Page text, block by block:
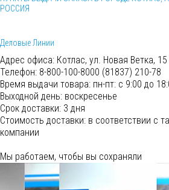
РОССИЯ
Деловые Линии
Адрес офиса: Котлас, ул. Новая Ветка, 15
Телефон: 8-800-100-8000 (81837) 210-78
Время выдачи товара: пн-пт: с 9:00 до
Выходной день: воскресенье
Срок доставки: 3 дня
Cтоимость доставки: в соответствии с
компании
Мы работаем, чтобы вы сохраняли